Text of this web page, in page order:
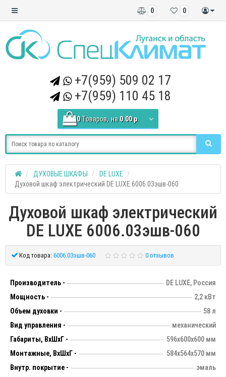
0
0
+7(959) 509 02 17
+7(959) 110 45 18
0 Tоваров, на 0.00 р.
ДУХОВЫЕ ШКАФЫ
DE LUXE
Духовой шкаф электрический DE LUXE 6006.03эшв-060
Духовой шкаф электрический
DE LUXE 6006.03эшв-060
Код товара: 6006.03эшв-060 0 отзывов
Производитель -
DE LUXE, Россия
Мощность -
2,2 кВт
Объем духовки -
58 л
Вид управления -
механический
Габариты, ВхШхГ -
596х600х600 мм
Монтажные, ВхШхГ -
584х564х570 мм
Внутр. покрытие -
эмаль